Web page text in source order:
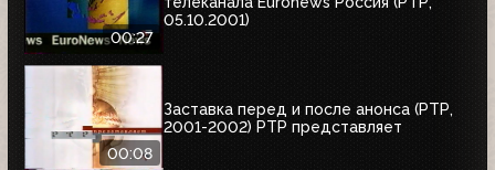
00:27
05.10.2001)
00:08
Заставка перед и после анонса (РТР,
2001-2002) РТР представляет